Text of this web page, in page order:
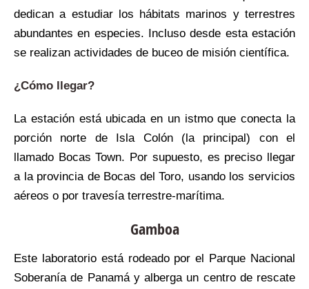
dedican a estudiar los hábitats marinos y terrestres
abundantes en especies. Incluso desde esta estación
se realizan actividades de buceo de misión científica.
¿Cómo llegar?
La estación está ubicada en un istmo que conecta la
porción norte de Isla Colón (la principal) con el
llamado Bocas Town. Por supuesto, es preciso llegar
a la provincia de Bocas del Toro, usando los servicios
aéreos o por travesía terrestre-marítima.
Gamboa
Este laboratorio está rodeado por el Parque Nacional
Soberanía de Panamá y alberga un centro de rescate